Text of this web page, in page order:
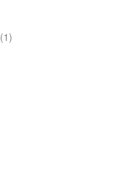
(1)